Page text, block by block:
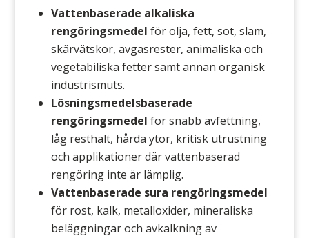
Vattenbaserade alkaliska
rengöringsmedel för olja, fett, sot, slam,
skärvätskor, avgasrester, animaliska och
vegetabiliska fetter samt annan organisk
industrismuts.
Lösningsmedelsbaserade
rengöringsmedel för snabb avfettning,
låg resthalt, hårda ytor, kritisk utrustning
och applikationer där vattenbaserad
rengöring inte är lämplig.
Vattenbaserade sura rengöringsmedel
för rost, kalk, metalloxider, mineraliska
beläggningar och avkalkning av